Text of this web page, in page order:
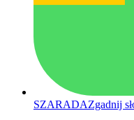
SZARADAZgadnij